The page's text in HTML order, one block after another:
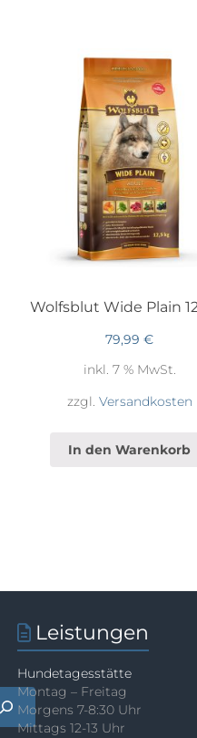
Wolfsblut Wide Plain
79,99€
inkl. 7 % MwSt.
zzgl. Versandkosten
In den Warenkorb
Leistungen
Hundetagesstätte
Montag – Freitag
Morgens 7-8:30 Uhr
Mittags 12-13 Uhr